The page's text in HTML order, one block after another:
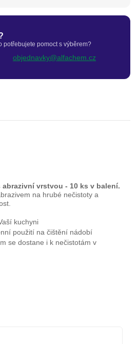
potřebujete pomoct s výběrem?
objednavky@alfachem.cz
vrstvou - 10 ks v balení.
na hrubé nečistoty a
kuchyni
použití na čištění nádobí
se dostane i k nečistotám v